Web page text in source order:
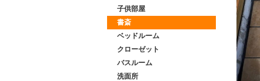
子供部屋
書斎
ベッドルーム
クローゼット
バスルーム
洗面所